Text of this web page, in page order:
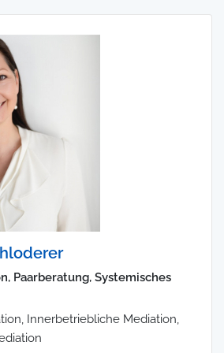
Paarberatung, Systemisches
Innerbetriebliche Mediation,